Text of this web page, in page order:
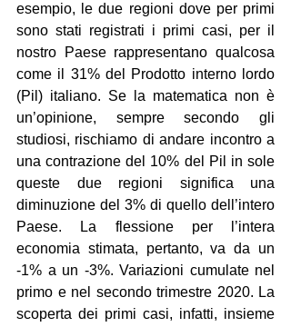
esempio, le due regioni dove per primi
sono stati registrati i primi casi, per il
nostro Paese rappresentano qualcosa
come il 31% del Prodotto interno lordo
(Pil) italiano. Se la matematica non è
un’opinione, sempre secondo gli
studiosi, rischiamo di andare incontro a
una contrazione del 10% del Pil in sole
queste due regioni significa una
diminuzione del 3% di quello dell’intero
Paese. La flessione per l’intera
economia stimata, pertanto, va da un
-1% a un -3%. Variazioni cumulate nel
primo e nel secondo trimestre 2020. La
scoperta dei primi casi, infatti, insieme